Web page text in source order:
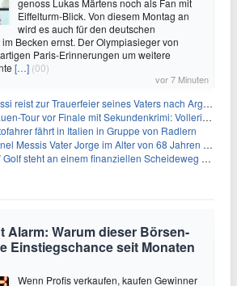
genoss Lukas Märtens noch als Fan mit
Eiffelturm-Blick. Von diesem Montag an
wird es auch für den deutschen
Becken ernst. Der Olympiasieger von
Paris-Erinnerungen um weitere
[…] (00)
vor 7 Minuten
reist zur Trauerfeier seines Vaters nach Argentinien
Tour vor Finale mit Sekundenkrimi: Vollering in Gelb
fährt in Italien in Gruppe von Radlern
Messis Vater Jorge im Alter von 68 Jahren gestorben
steht an einem finanziellen Scheideweg auf der Suche nach neuen Investitionen
Alarm: Warum dieser Börsen-
Einstiegschance seit Monaten
Wenn Profis verkaufen, kaufen Gewinner